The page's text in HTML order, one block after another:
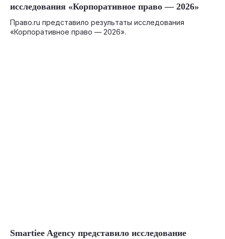
исследования «Корпоративное право — 2026»
Право.ru представило результаты исследования
«Корпоративное право — 2026».
Smartiee Agency представило исследование